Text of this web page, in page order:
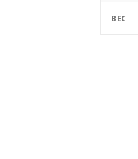
ВЕС